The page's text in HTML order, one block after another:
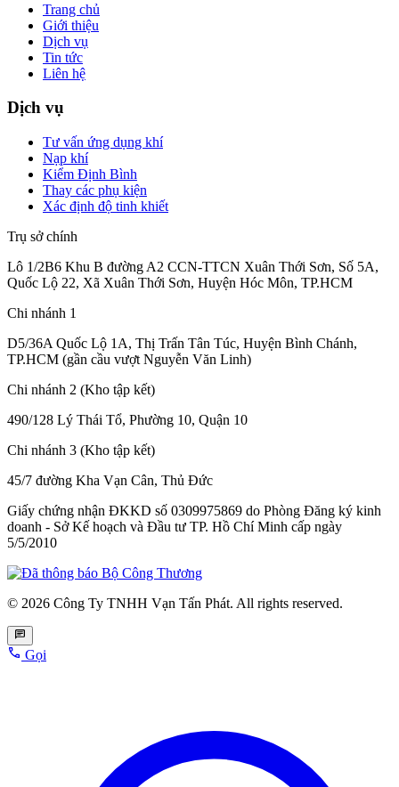
Trang chủ
Giới thiệu
Dịch vụ
Tin tức
Liên hệ
Dịch vụ
Tư vấn ứng dụng khí
Nạp khí
Kiểm Định Bình
Thay các phụ kiện
Xác định độ tinh khiết
Trụ sở chính
Lô 1/2B6 Khu B đường A2 CCN-TTCN Xuân Thới Sơn, Số 5A,
Quốc Lộ 22, Xã Xuân Thới Sơn, Huyện Hóc Môn, TP.HCM
Chi nhánh 1
D5/36A Quốc Lộ 1A, Thị Trấn Tân Túc, Huyện Bình Chánh,
TP.HCM (gần cầu vượt Nguyễn Văn Linh)
Chi nhánh 2 (Kho tập kết)
490/128 Lý Thái Tổ, Phường 10, Quận 10
Chi nhánh 3 (Kho tập kết)
45/7 đường Kha Vạn Cân, Thủ Đức
Giấy chứng nhận ĐKKD số 0309975869 do Phòng Đăng ký kinh
doanh - Sở Kế hoạch và Đầu tư TP. Hồ Chí Minh cấp ngày
5/5/2010
© 2026 Công Ty TNHH Vạn Tấn Phát. All rights reserved.
Gọi